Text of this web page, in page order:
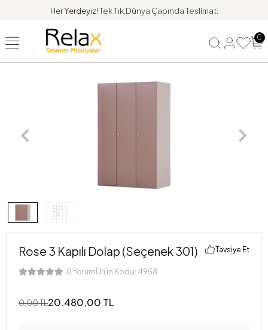
Her Yerdeyiz!Tek Tık,Dünya Çapında Teslimat.
0
Rose 3 Kapılı Dolap (Seçenek 301)
0 Yorum Ürün Kodu: 4958
Tavsiye Et
0,00 TL20.480,00 TL